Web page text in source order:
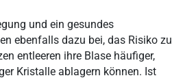
und ein gesundes
ebenfalls dazu bei, das Risiko zu
entleeren ihre Blase häufiger,
Kristalle ablagern können. Ist